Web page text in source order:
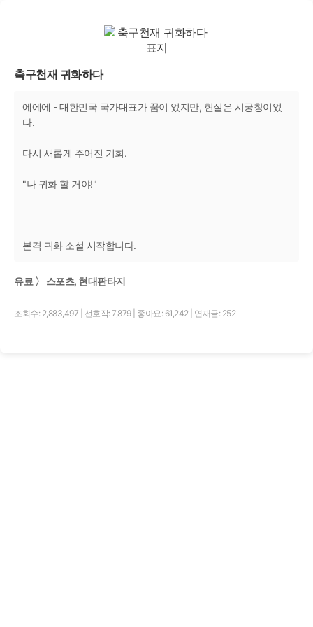
축구천재 귀화하다
에에에 - 대한민국 국가대표가 꿈이 었지만, 현실은 시궁창이었
다.
다시 새롭게 주어진 기회.
"나 귀화 할 거야!"
본격 귀화 소설 시작합니다.
유료 〉 스포츠, 현대판타지
조회수: 2,883,497 선호작: 7,879 좋아요: 61,242 연재글: 252